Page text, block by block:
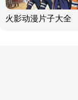
火影动漫片子大全